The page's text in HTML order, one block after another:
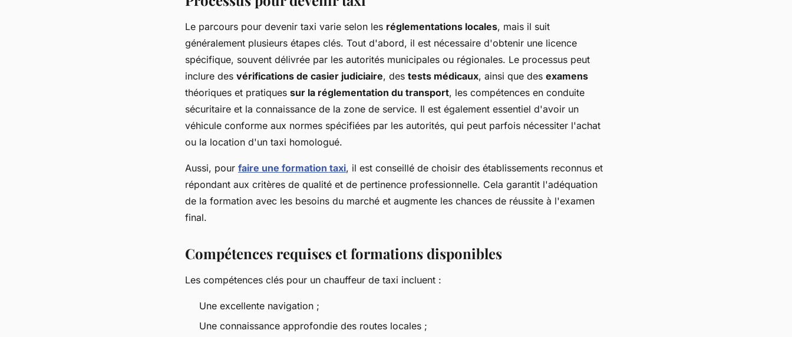
Le parcours pour devenir taxi varie selon les réglementations locales, mais il suit
généralement plusieurs étapes clés. Tout d'abord, il est nécessaire d'obtenir une licence
spécifique, souvent délivrée par les autorités municipales ou régionales. Le processus peut
inclure des vérifications de casier judiciaire, des tests médicaux, ainsi que des examens
théoriques et pratiques sur la réglementation du transport, les compétences en conduite
sécuritaire et la connaissance de la zone de service. Il est également essentiel d'avoir un
véhicule conforme aux normes spécifiées par les autorités, qui peut parfois nécessiter l'achat
ou la location d'un taxi homologué.
Aussi, pour faire une formation taxi, il est conseillé de choisir des établissements reconnus et
répondant aux critères de qualité et de pertinence professionnelle. Cela garantit l'adéquation
de la formation avec les besoins du marché et augmente les chances de réussite à l'examen
final.
Compétences requises et formations disponibles
Les compétences clés pour un chauffeur de taxi incluent :
Une excellente navigation ;
Une connaissance approfondie des routes locales ;